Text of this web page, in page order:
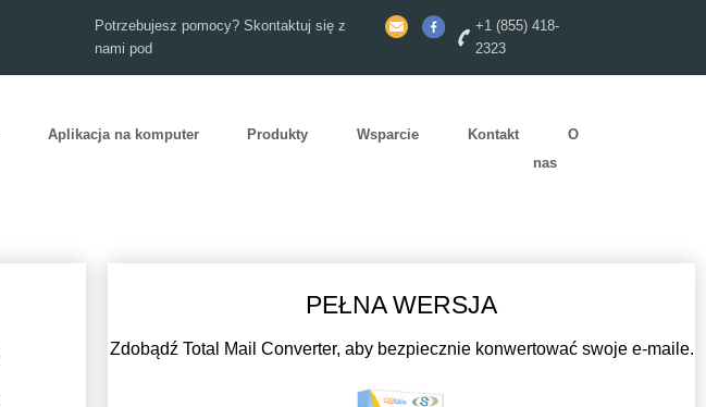
Potrzebujesz pomocy? Skontaktuj się z
nami pod
+1 (855) 418-
2323
Aplikacja na komputer Produkty Wsparcie Kontakt
O
nas
PEŁNA WERSJA
Zdobądź Total Mail Converter, aby bezpiecznie konwertować swoje e-maile.